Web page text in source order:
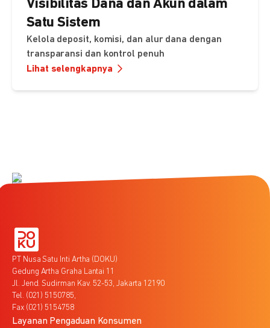
Visibilitas Dana dan Akun dalam
Satu Sistem
Kelola deposit, komisi, dan alur dana dengan
transparansi dan kontrol penuh
Lihat selengkapnya
PT Nusa Satu Inti Artha (DOKU)
Gedung Artha Graha Lantai 11
Jl. Jend. Sudirman Kav. 52-53, Jakarta 12190
Tel. (021) 5150785,
Fax (021) 5154758
Layanan Pengaduan Konsumen